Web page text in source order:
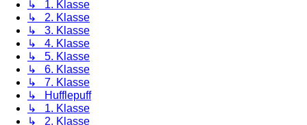
↳ 1. Klasse
↳ 2. Klasse
↳ 3. Klasse
↳ 4. Klasse
↳ 5. Klasse
↳ 6. Klasse
↳ 7. Klasse
↳ Hufflepuff
↳ 1. Klasse
↳ 2. Klasse